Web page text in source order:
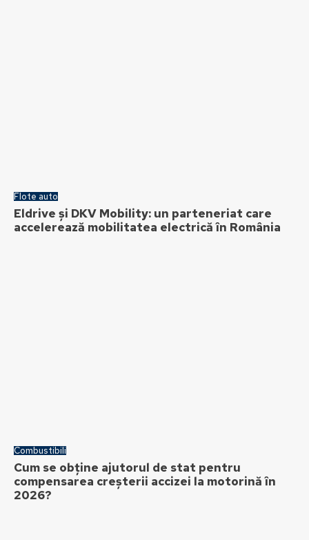
Flote auto
Eldrive și DKV Mobility: un parteneriat care
accelerează mobilitatea electrică în România
Combustibili
Cum se obține ajutorul de stat pentru
compensarea creșterii accizei la motorină în
2026?